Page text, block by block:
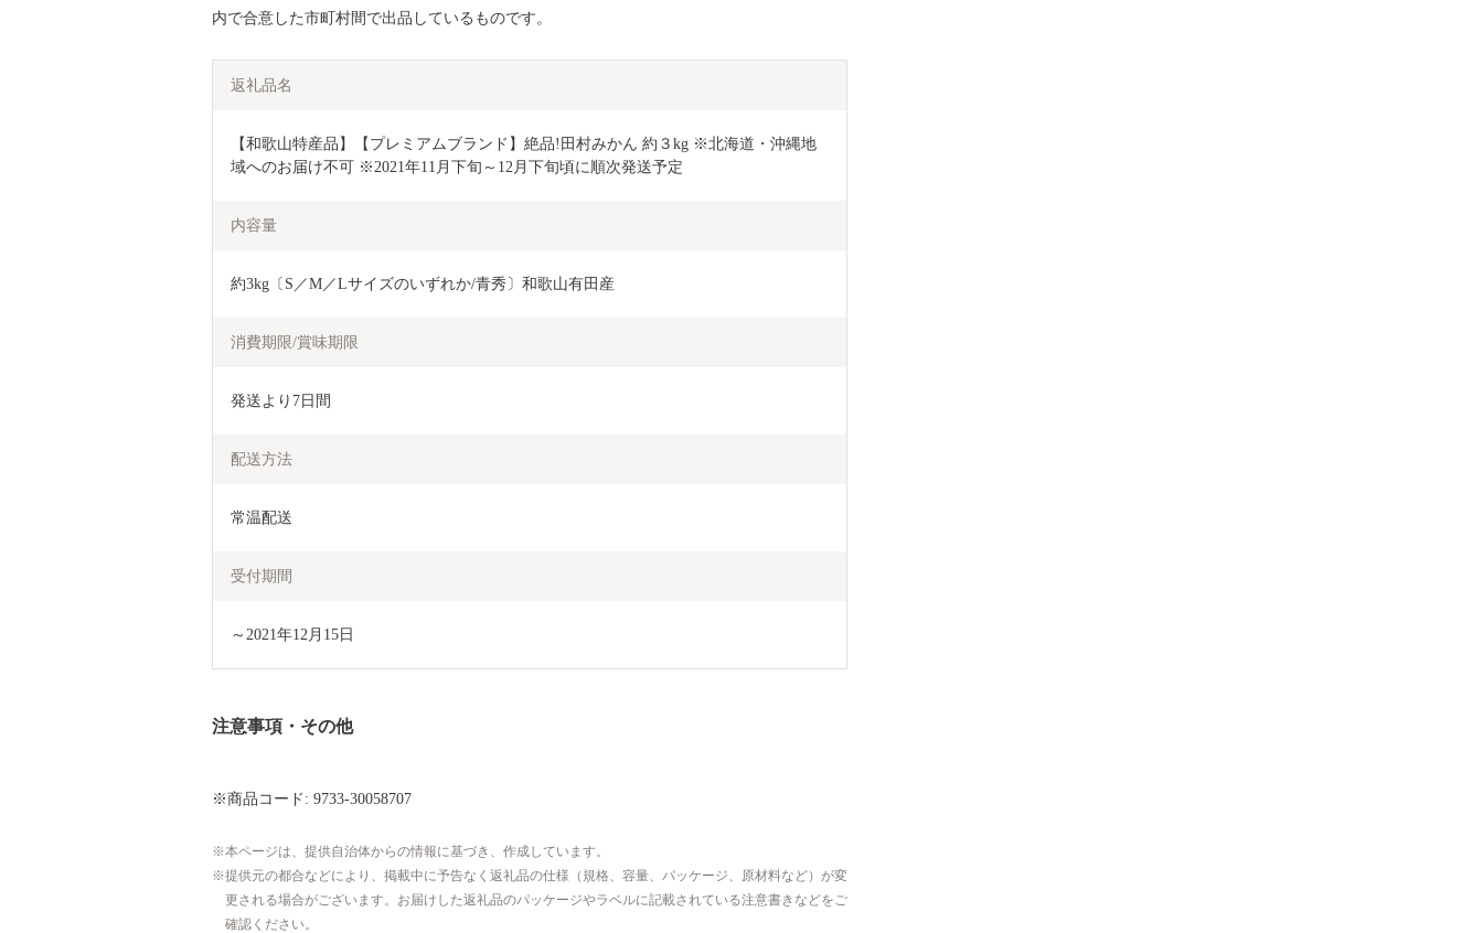
内で合意した市町村間で出品しているものです。
返礼品名
【和歌山特産品】【プレミアムブランド】絶品!田村みかん 約３kg ※北海道・沖縄地
域へのお届け不可 ※2021年11月下旬～12月下旬頃に順次発送予定
内容量
約3kg〔S／M／Lサイズのいずれか/青秀〕和歌山有田産
消費期限/賞味期限
発送より7日間
配送方法
常温配送
受付期間
～2021年12月15日
注意事項・その他
※商品コード: 9733-30058707
本ページは、提供自治体からの情報に基づき、作成しています。
提供元の都合などにより、掲載中に予告なく返礼品の仕様（規格、容量、パッケージ、原材料など）が変
更される場合がございます。お届けした返礼品のパッケージやラベルに記載されている注意書きなどをご
確認ください。